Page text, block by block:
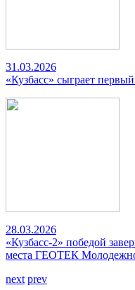
31.03.2026
«Кузбасс» сыграет
28.03.2026
«Кузбасс-2» победой
места ГЕОТЕК
next prev